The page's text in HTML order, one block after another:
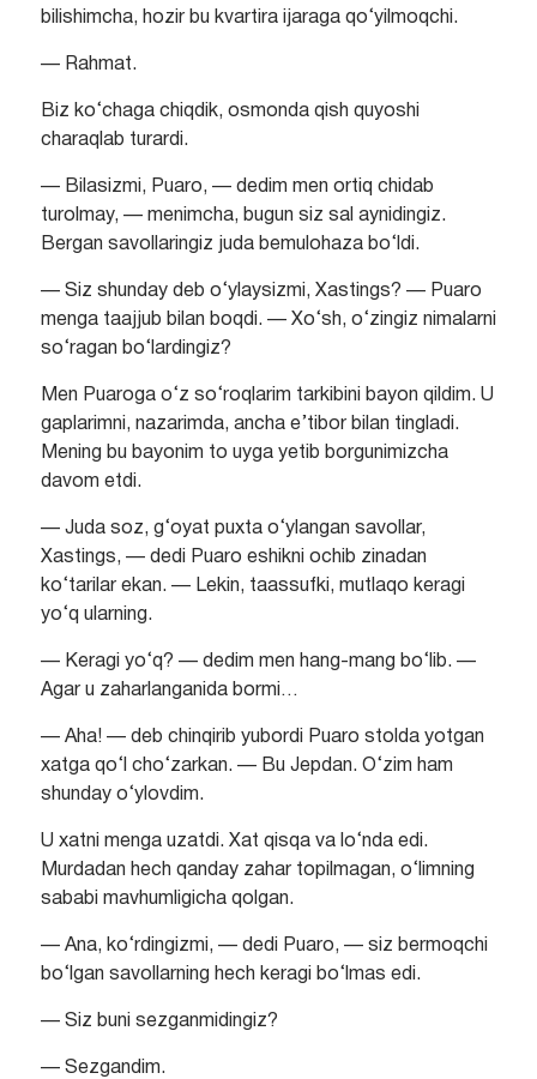
bilishimcha, hozir bu kvartira ijaraga qo‘yilmoqchi.
— Rahmat.
Biz ko‘chaga chiqdik, osmonda qish quyoshi
charaqlab turardi.
— Bilasizmi, Puaro, — dedim men ortiq chidab
turolmay, — menimcha, bugun siz sal aynidingiz.
Bergan savollaringiz juda bemulohaza bo‘ldi.
— Siz shunday deb o‘ylaysizmi, Xastings? — Puaro
menga taajjub bilan boqdi. — Xo‘sh, o‘zingiz nimalarni
so‘ragan bo‘lardingiz?
Men Puaroga o‘z so‘roqlarim tarkibini bayon qildim. U
gaplarimni, nazarimda, ancha e’tibor bilan tingladi.
Mening bu bayonim to uyga yetib borgunimizcha
davom etdi.
— Juda soz, g‘oyat puxta o‘ylangan savollar,
Xastings, — dedi Puaro eshikni ochib zinadan
ko‘tarilar ekan. — Lekin, taassufki, mutlaqo keragi
yo‘q ularning.
— Keragi yo‘q? — dedim men hang-mang bo‘lib. —
Agar u zaharlanganida bormi…
— Aha! — deb chinqirib yubordi Puaro stolda yotgan
xatga qo‘l cho‘zarkan. — Bu Jepdan. O‘zim ham
shunday o‘ylovdim.
U xatni menga uzatdi. Xat qisqa va lo‘nda edi.
Murdadan hech qanday zahar topilmagan, o‘limning
sababi mavhumligicha qolgan.
— Ana, ko‘rdingizmi, — dedi Puaro, — siz bermoqchi
bo‘lgan savollarning hech keragi bo‘lmas edi.
— Siz buni sezganmidingiz?
— Sezgandim.